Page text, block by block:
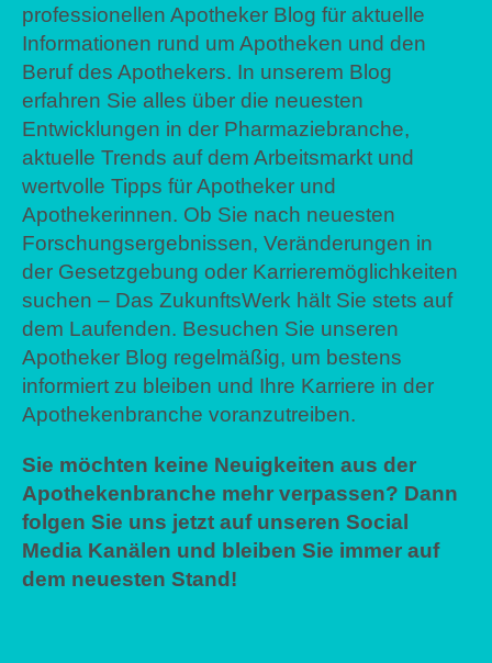
professionellen Apotheker Blog für aktuelle
Informationen rund um Apotheken und den
Beruf des Apothekers. In unserem Blog
erfahren Sie alles über die neuesten
Entwicklungen in der Pharmaziebranche,
aktuelle Trends auf dem Arbeitsmarkt und
wertvolle Tipps für Apotheker und
Apothekerinnen. Ob Sie nach neuesten
Forschungsergebnissen, Veränderungen in
der Gesetzgebung oder Karrieremöglichkeiten
suchen – Das ZukunftsWerk hält Sie stets auf
dem Laufenden. Besuchen Sie unseren
Apotheker Blog regelmäßig, um bestens
informiert zu bleiben und Ihre Karriere in der
Apothekenbranche voranzutreiben.
Sie möchten keine Neuigkeiten aus der
Apothekenbranche mehr verpassen? Dann
folgen Sie uns jetzt auf unseren Social
Media Kanälen und bleiben Sie immer auf
dem neuesten Stand!